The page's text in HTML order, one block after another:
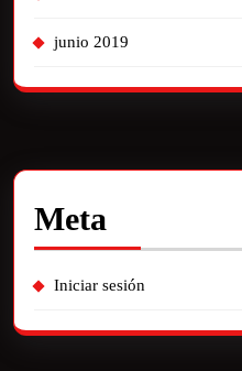
junio 2019
Meta
Iniciar sesión